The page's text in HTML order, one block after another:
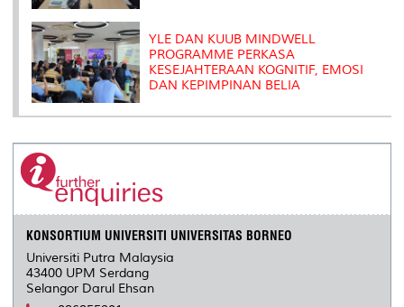
YLE DAN KUUB MINDWELL
PROGRAMME PERKASA
KESEJAHTERAAN KOGNITIF, EMOSI
DAN KEPIMPINAN BELIA
KONSORTIUM UNIVERSITI UNIVERSITAS BORNEO
Universiti Putra Malaysia
43400 UPM Serdang
Selangor Darul Ehsan